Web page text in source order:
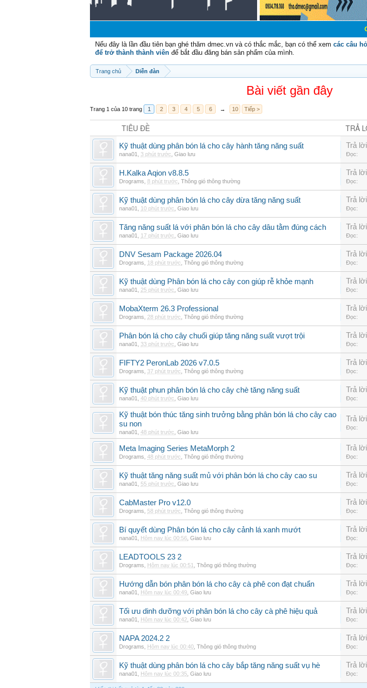
Chào mừng
Nếu đây là lần đầu tiên bạn ghé thăm dmec.vn và có thắc mắc, bạn có thể xem các câu
để trở thành thành viên để bắt đầu đăng bán sản phẩm của mình.
Trang chủ Diễn đàn
Bài viết gần đây
Trang 1 của 10 trang 1 2 3 4 5 6 → 10 Tiếp >
TIÊU ĐỀ TRẢ
Kỹ thuật dùng phân bón lá cho cây hành tăng năng suất
nana01 3 phút trước Giao lưu
Trả
Đọc:
H.Kalka Aqion v8.8.5
Drograms 8 phút trước Thông gió thông thường
Trả
Đọc:
Kỹ thuật dùng phân bón lá cho cây dừa tăng năng suất
nana01 10 phút trước Giao lưu
Trả
Đọc:
Tăng năng suất lá với phân bón lá cho cây dâu tằm đúng cách
nana01 17 phút trước Giao lưu
Trả
Đọc:
DNV Sesam Package 2026.04
Drograms 18 phút trước Thông gió thông thường
Trả
Đọc:
Kỹ thuật dùng Phân bón lá cho cây con giúp rễ khỏe mạnh
nana01 25 phút trước Giao lưu
Trả
Đọc:
MobaXterm 26.3 Professional
Drograms 28 phút trước Thông gió thông thường
Trả
Đọc:
Phân bón lá cho cây chuối giúp tăng năng suất vượt trội
nana01 33 phút trước Giao lưu
Trả
Đọc:
FIFTY2 PeronLab 2026 v7.0.5
Drograms 37 phút trước Thông gió thông thường
Trả
Đọc:
Kỹ thuật phun phân bón lá cho cây chè tăng năng suất
nana01 40 phút trước Giao lưu
Trả
Đọc:
Kỹ thuật bón thúc tăng sinh trưởng bằng phân bón lá cho cây cao
su non
nana01 48 phút trước Giao lưu
Trả
Đọc:
Meta Imaging Series MetaMorph 2
Drograms 48 phút trước Thông gió thông thường
Trả
Đọc:
Kỹ thuật tăng năng suất mủ với phân bón lá cho cây cao su
nana01 55 phút trước Giao lưu
Trả
Đọc:
CabMaster Pro v12.0
Drograms 58 phút trước Thông gió thông thường
Trả
Đọc:
Bí quyết dùng Phân bón lá cho cây cảnh lá xanh mướt
nana01 Hôm nay lúc 00:56 Giao lưu
Trả
Đọc:
LEADTOOLS 23 2
Drograms Hôm nay lúc 00:51 Thông gió thông thường
Trả
Đọc:
Hướng dẫn bón phân bón lá cho cây cà phê con đạt chuẩn
nana01 Hôm nay lúc 00:49 Giao lưu
Trả
Đọc:
Tối ưu dinh dưỡng với phân bón lá cho cây cà phê hiệu quả
nana01 Hôm nay lúc 00:42 Giao lưu
Trả
Đọc:
NAPA 2024.2 2
Drograms Hôm nay lúc 00:40 Thông gió thông thường
Trả
Đọc:
Kỹ thuật dùng phân bón lá cho cây bắp tăng năng suất vụ hè
nana01 Hôm nay lúc 00:35 Giao lưu
Trả
Đọc: